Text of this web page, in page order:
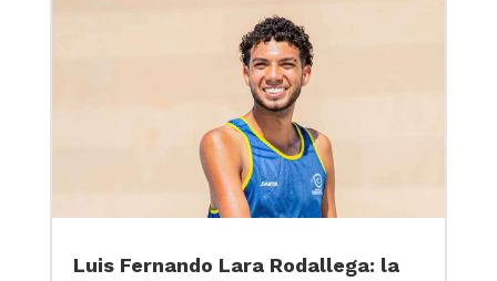
Luis Fernando Lara Rodallega: la